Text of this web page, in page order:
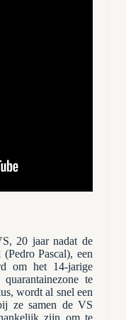
20 jaar nadat de
Pascal), een
om het 14-jarige
te
wordt al snel een
ze samen de VS
zijn om te